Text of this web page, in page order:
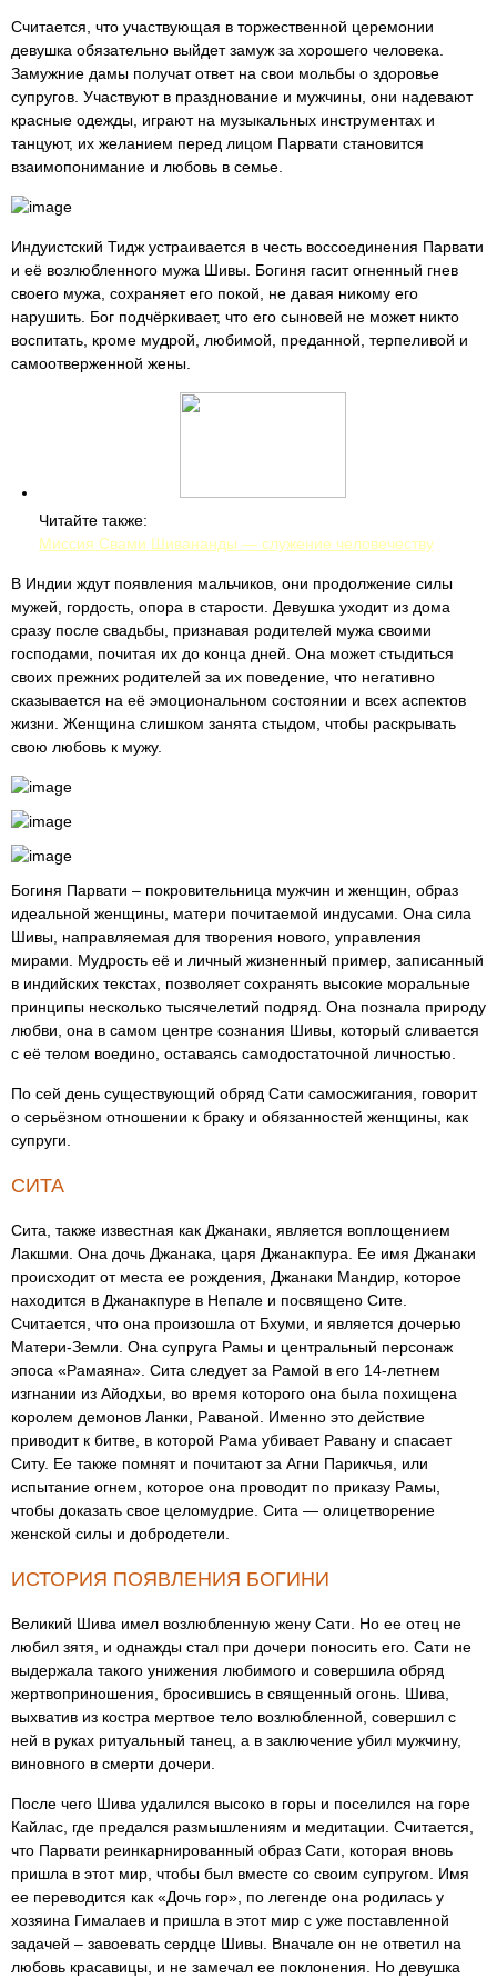
Считается, что участвующая в торжественной церемонии
девушка обязательно выйдет замуж за хорошего человека.
Замужние дамы получат ответ на свои мольбы о здоровье
супругов. Участвуют в празднование и мужчины, они надевают
красные одежды, играют на музыкальных инструментах и
танцуют, их желанием перед лицом Парвати становится
взаимопонимание и любовь в семье.
Индуистский Тидж устраивается в честь воссоединения Парвати
и её возлюбленного мужа Шивы. Богиня гасит огненный гнев
своего мужа, сохраняет его покой, не давая никому его
нарушить. Бог подчёркивает, что его сыновей не может никто
воспитать, кроме мудрой, любимой, преданной, терпеливой и
самоотверженной жены.
Читайте также:
Миссия Свами Шивананды — служение человечеству
В Индии ждут появления мальчиков, они продолжение силы
мужей, гордость, опора в старости. Девушка уходит из дома
сразу после свадьбы, признавая родителей мужа своими
господами, почитая их до конца дней. Она может стыдиться
своих прежних родителей за их поведение, что негативно
сказывается на её эмоциональном состоянии и всех аспектов
жизни. Женщина слишком занята стыдом, чтобы раскрывать
свою любовь к мужу.
Богиня Парвати – покровительница мужчин и женщин, образ
идеальной женщины, матери почитаемой индусами. Она сила
Шивы, направляемая для творения нового, управления
мирами. Мудрость её и личный жизненный пример, записанный
в индийских текстах, позволяет сохранять высокие моральные
принципы несколько тысячелетий подряд. Она познала природу
любви, она в самом центре сознания Шивы, который сливается
с её телом воедино, оставаясь самодостаточной личностью.
По сей день существующий обряд Сати самосжигания, говорит
о серьёзном отношении к браку и обязанностей женщины, как
супруги.
СИТА
Сита, также известная как Джанаки, является воплощением
Лакшми. Она дочь Джанака, царя Джанакпура. Ее имя Джанаки
происходит от места ее рождения, Джанаки Мандир, которое
находится в Джанакпуре в Непале и посвящено Сите.
Считается, что она произошла от Бхуми, и является дочерью
Матери-Земли. Она супруга Рамы и центральный персонаж
эпоса «Рамаяна». Сита следует за Рамой в его 14-летнем
изгнании из Айодхьи, во время которого она была похищена
королем демонов Ланки, Раваной. Именно это действие
приводит к битве, в которой Рама убивает Равану и спасает
Ситу. Ее также помнят и почитают за Агни Парикчья, или
испытание огнем, которое она проводит по приказу Рамы,
чтобы доказать свое целомудрие. Сита — олицетворение
женской силы и добродетели.
ИСТОРИЯ ПОЯВЛЕНИЯ БОГИНИ
Великий Шива имел возлюбленную жену Сати. Но ее отец не
любил зятя, и однажды стал при дочери поносить его. Сати не
выдержала такого унижения любимого и совершила обряд
жертвоприношения, бросившись в священный огонь. Шива,
выхватив из костра мертвое тело возлюбленной, совершил с
ней в руках ритуальный танец, а в заключение убил мужчину,
виновного в смерти дочери.
После чего Шива удалился высоко в горы и поселился на горе
Кайлас, где предался размышлениям и медитации. Считается,
что Парвати реинкарнированный образ Сати, которая вновь
пришла в этот мир, чтобы был вместе со своим супругом. Имя
ее переводится как «Дочь гор», по легенде она родилась у
хозяина Гималаев и пришла в этот мир с уже поставленной
задачей – завоевать сердце Шивы. Вначале он не ответил на
любовь красавицы, и не замечал ее поклонения. Но девушка